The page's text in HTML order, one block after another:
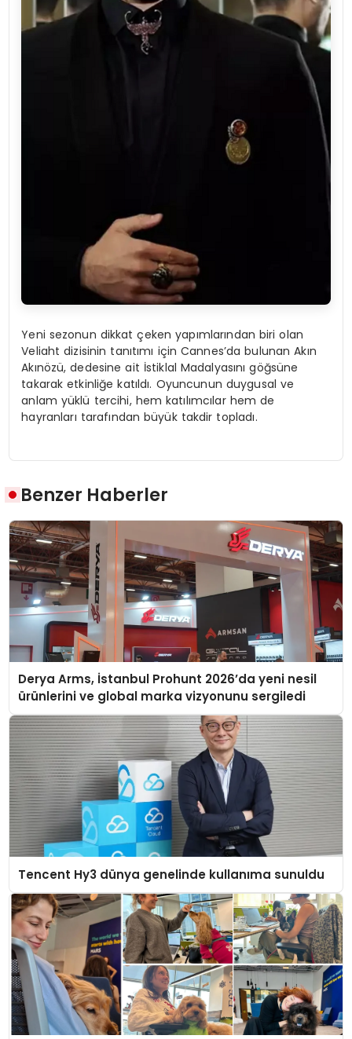
Yeni sezonun dikkat çeken yapımlarından biri olan
Veliaht dizisinin tanıtımı için Cannes’da bulunan Akın
Akınözü, dedesine ait İstiklal Madalyasını göğsüne
takarak etkinliğe katıldı. Oyuncunun duygusal ve
anlam yüklü tercihi, hem katılımcılar hem de
hayranları tarafından büyük takdir topladı.
Benzer Haberler
Derya Arms, İstanbul Prohunt 2026’da yeni nesil
ürünlerini ve global marka vizyonunu sergiledi
Tencent Hy3 dünya genelinde kullanıma sunuldu